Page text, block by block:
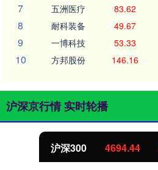
7 五洲医疗 83.62
8 耐科装备 49.67
9 一博科技 53.33
10 方邦股份 146.16
沪深京行情 实时轮播
沪深300 4694.44